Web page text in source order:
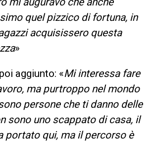
quel pizzico di fortuna, in
acquisissero questa
»
aggiunto: «Mi interessa fare
ma purtroppo nel mondo
persone che ti danno delle
sono uno scappato di casa, il
portato qui, ma il percorso è